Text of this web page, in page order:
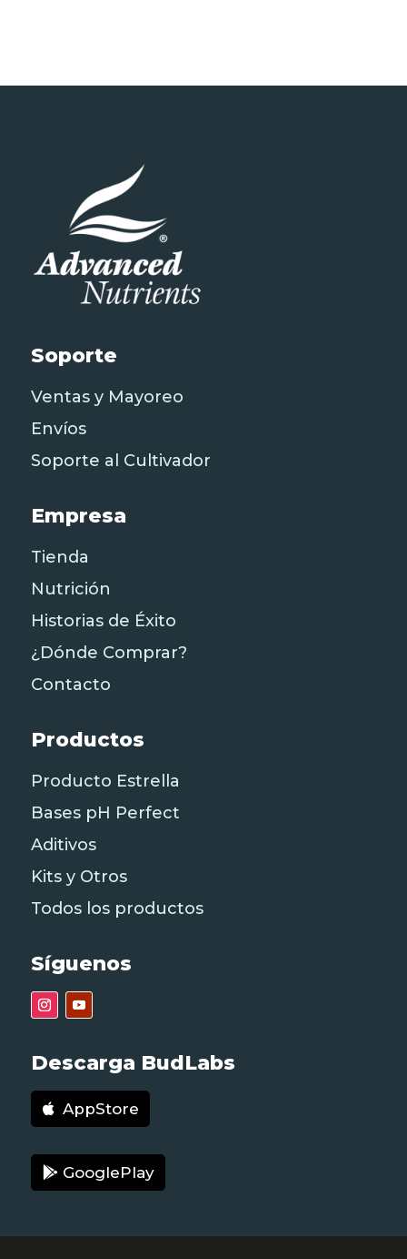
$6,000.00
Soporte
Ventas y Mayoreo
Envíos
Soporte al Cultivador
Empresa
Tienda
Nutrición
Historias de Éxito
¿Dónde Comprar?
Contacto
Productos
Producto Estrella
Bases pH Perfect
Aditivos
Kits y Otros
Todos los productos
Síguenos
Descarga BudLabs
AppStore
GooglePlay